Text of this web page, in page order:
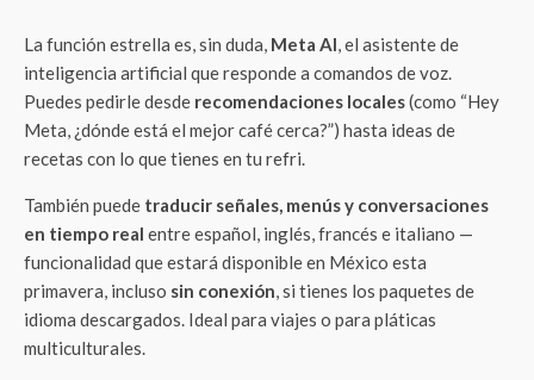
La función estrella es, sin duda, Meta AI, el asistente de
inteligencia artificial que responde a comandos de voz.
Puedes pedirle desde recomendaciones locales(como “Hey
Meta, ¿dónde está el mejor café cerca?”) hasta ideas de
recetas con lo que tienes en tu refri.
También puede traducir señales, menús y conversaciones
en tiempo real entre español, inglés, francés e italiano —
funcionalidad que estará disponible en México esta
primavera, incluso sin conexión, si tienes los paquetes de
idioma descargados. Ideal para viajes o para pláticas
multiculturales.